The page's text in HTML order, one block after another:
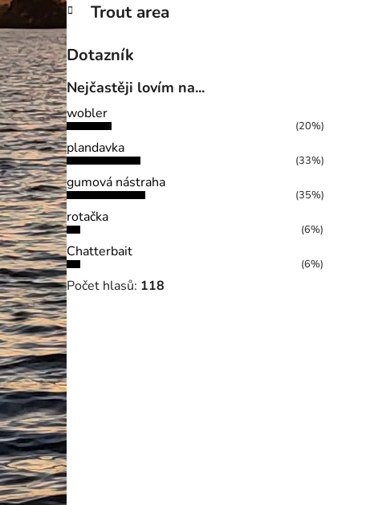
Trout area
Dotazník
Nejčastěji lovím na...
wobler
(20%)
plandavka
(33%)
gumová nástraha
(35%)
rotačka
(6%)
Chatterbait
(6%)
Počet hlasů: 118